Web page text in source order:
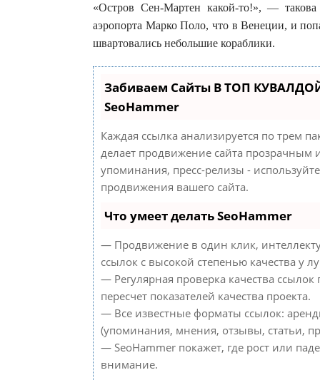
«Остров Сен-Мартен какой-то!», —
аэропорта Марко Поло, что в Венеции, и
швартовались небольшие кораблики.
Забиваем Сайты В ТОП
SeoHammer
Каждая ссылка анализируется по трем
делает продвижение сайта прозрачным
упоминания, пресс-релизы -
продвижения вашего сайта.
Что умеет делать SeoHammer
— Продвижение в один клик,
ссылок с высокой степенью качества у
— Регулярная проверка качества
пересчет показателей качества проекта.
— Все известные форматы ссылок:
(упоминания, мнения, отзывы, статьи,
— SeoHammer покажет, где рост или
внимание.